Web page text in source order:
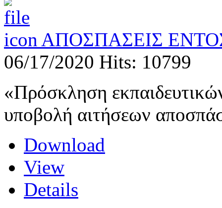
ΑΠΟΣΠΑΣΕΙΣ
06/17/2020 Hits: 10799
«Πρόσκληση
υποβολή αιτήσεων
Download
View
Details